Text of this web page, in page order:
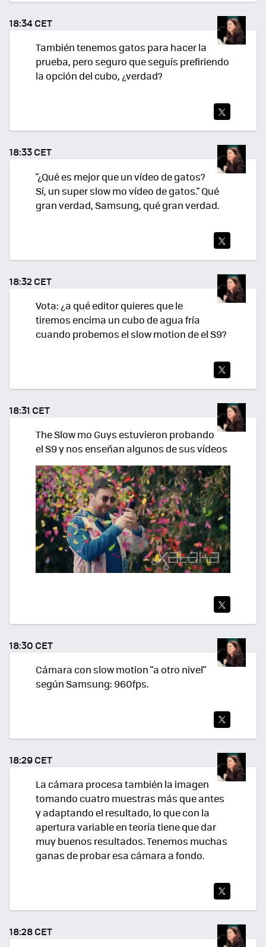
TEA
R
18:34 CET
También tenemos gatos para hacer la
prueba, pero seguro que seguís prefiriendo
la opción del cubo, ¿verdad?
TWI
TEA
R
18:33 CET
"¿Qué es mejor que un vídeo de gatos?
Sí, un super slow mo vídeo de gatos." Qué
gran verdad, Samsung, qué gran verdad.
TEA
R
18:32 CET
Vota: ¿a qué editor quieres que le
tiremos encima un cubo de agua fría
cuando probemos el slow motion de el S9?
TEA
R
18:31 CET
The Slow mo Guys estuvieron probando
el S9 y nos enseñan algunos de sus vídeos
TEA
R
18:30 CET
Cámara con slow motion "a otro nivel"
según Samsung: 960fps.
TEA
R
18:29 CET
La cámara procesa también la imagen
tomando cuatro muestras más que antes
y adaptando el resultado, lo que con la
apertura variable en teoría tiene que dar
muy buenos resultados. Tenemos muchas
ganas de probar esa cámara a fondo.
TEA
R
18:28 CET